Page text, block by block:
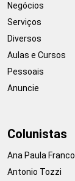
Negócios
Serviços
Diversos
Aulas e Cursos
Pessoais
Anuncie
Colunistas
Ana Paula Franco
Antonio Tozzi